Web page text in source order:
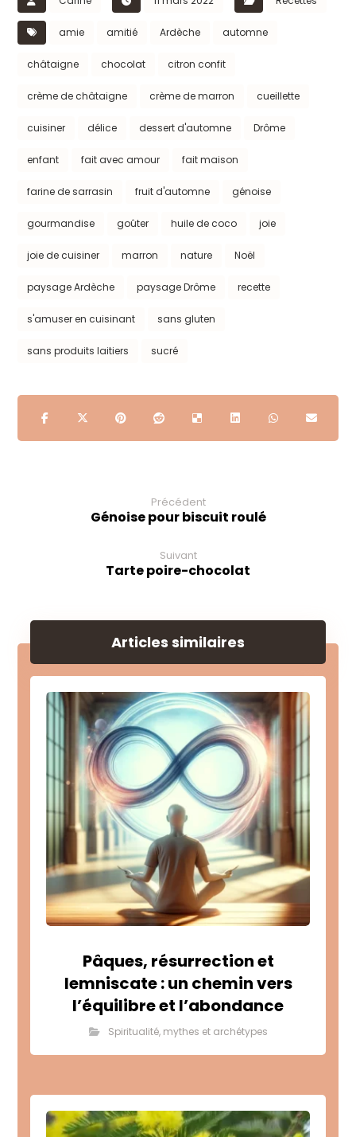
amie amitié Ardèche automne
châtaigne chocolat citron confit
crème de châtaigne crème de marron cueillette
cuisiner délice dessert d'automne Drôme
enfant fait avec amour fait maison
farine de sarrasin fruit d'automne génoise
gourmandise goûter huile de coco joie
joie de cuisiner marron nature Noël
paysage Ardèche paysage Drôme recette
s'amuser en cuisinant sans gluten
sans produits laitiers sucré
Précédent
Génoise pour biscuit roulé
Suivant
Tarte poire-chocolat
Articles similaires
Pâques, résurrection et
lemniscate : un chemin vers
l’équilibre et l’abondance
Spiritualité, mythes et archétypes